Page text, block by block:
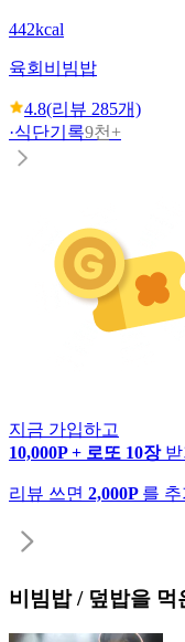
442kcal
육회비빔밥
4.8(리뷰 285개)
·식단기록9천+
지금 가입하고
10,000P + 로또 10장 받
리뷰 쓰면 2,000P 를
비빔밥 / 덮밥을 먹